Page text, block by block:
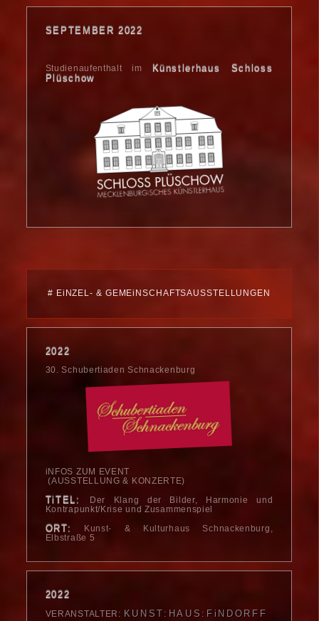
SEPTEMBER 2022
Studienaufenthalt im
Künstlerhaus Schloss
Plüschow
# EiNZEL- & GEMEiNSCHAFTS­AUSSTELLUNGEN
2022
30. Schubertiaden Schnackenburg
iNFOS ZUM EVENT
(AUSSTELLUNG & KONZERTE)
TiTEL:
Der Klang der Bilder, Harmonie und
Kontrapunkt/Krise und Zusammenspiel
ORT:
Kunst- & Kulturhaus Schnackenburg,
Elbstraße 5
2022
VERANSTALTER: KUNST:HAUS:FiNDORFF